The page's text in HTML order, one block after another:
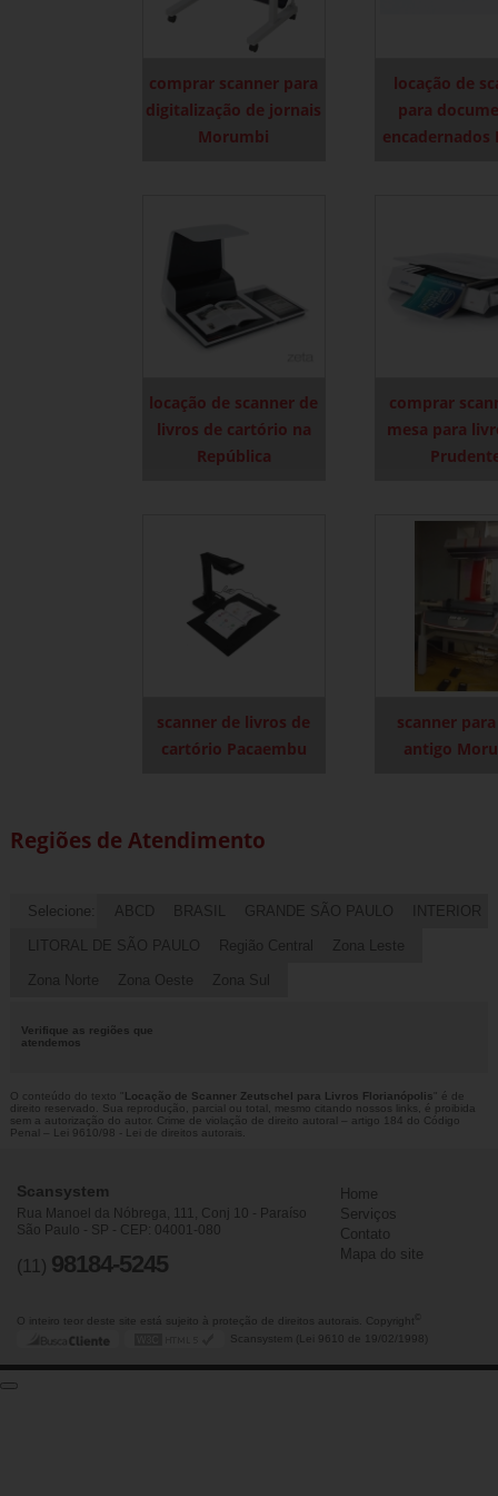
comprar scanner para
digitalização de jornais
Morumbi
locação de
para
encadernados
locação de scanner de
livros de cartório na
República
comprar
mesa para
scanner de livros de
cartório Pacaembu
scanner
antigo
Regiões de Atendimento
Selecione: ABCD BRASIL GRANDE SÃO PAULO INTERIOR
LITORAL DE SÃO PAULO Região Central Zona Leste
Zona Norte Zona Oeste Zona Sul
Verifique as regiões que
atendemos
O conteúdo do texto " Locação de Scanner Zeutschel para Livros Florianópolis " é de
direito reservado. Sua reprodução, parcial ou total, mesmo citando nossos links, é proibida
sem a autorização do autor. Crime de violação de direito autoral – artigo 184 do Código
Penal –
Lei 9610/98 - Lei de direitos autorais
Scansystem
Rua Manoel da Nóbrega, 111, Conj 10 - Paraíso
São Paulo - SP - CEP: 04001-080
(11) 98184-5245
Home
Serviços
Contato
Mapa do site
O inteiro teor deste site está sujeito à proteção de direitos autorais. Copyright
Scansystem (Lei 9610 de 19/02/1998)